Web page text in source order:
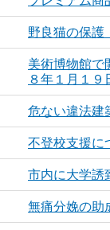
野良猫の保護
美術博物館で
８年１月１９
危ない違法建
不登校支援に
市内に大学誘
無痛分娩の助